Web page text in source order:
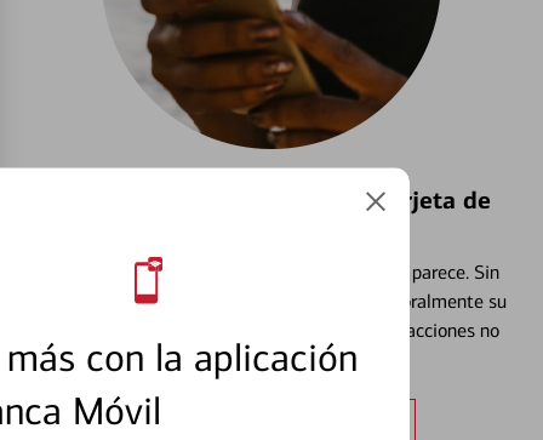
con la aplicación
Móvil
Bloquear y Desbloquear una Tarjeta de
Extraviar una tarjeta es más común de lo que parece. Sin
embargo, puede bloquear y desbloquear temporalmente su
tarjeta de débito para ayudar a prevenir transacciones no
autorizadas.
Obtener más información